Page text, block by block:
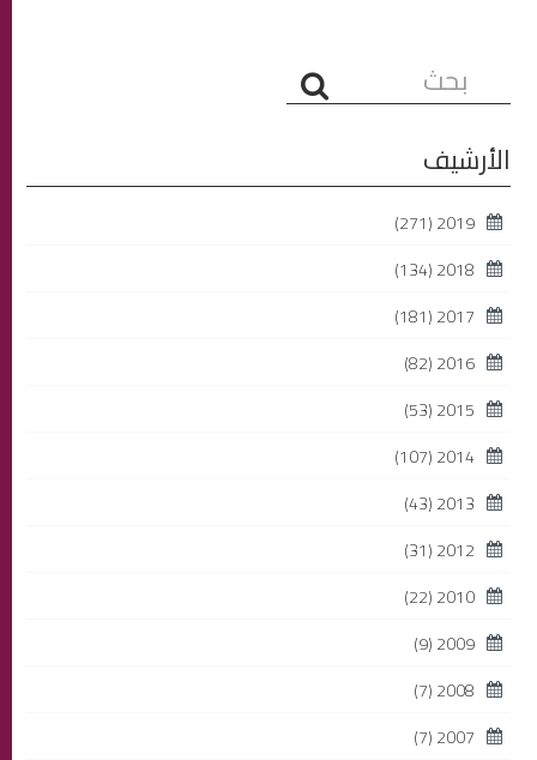
البحث...
الأرشيف
2019
(271)
2018
(134)
2017
(181)
2016
(82)
2015
(53)
2014
(107)
2013
(43)
2012
(31)
2010
(22)
2009
(9)
2008
(7)
2007
(7)